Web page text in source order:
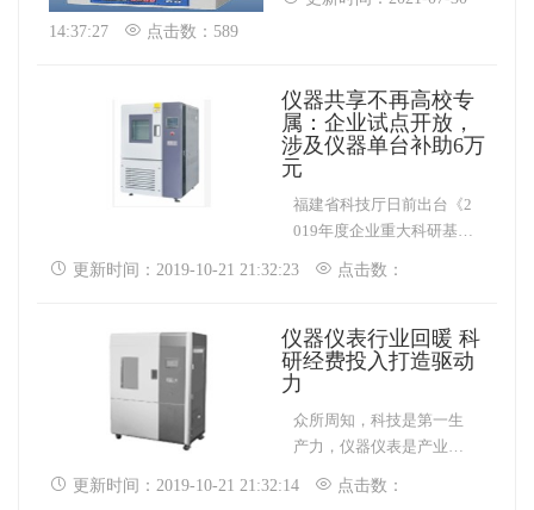
氏可塑直接关系到整个橡
炼，延迟粘合剂粘合辊，
粘合剂粘合力下降。可塑
性超过时间时，橡胶的混
合不均匀，收缩力大，成
型时产品表面粗糙，边缘
不整齐。因此，为了使加
测量和控制粘合剂的粘
14:37:27
点击数：589
仪器共享不再高校专
属：企业试点开放，
涉及仪器单台补助6万
元
福建省科技厅日前出台《2
019年度企业重大科研基础
设施和大型科研仪器向社
会开放服务试点方案》，
地开展试点，向社会开放
服务的科研设施仪器给予
一次性资金补助。 仪
器信息网讯 8月2日，福建
省科学技术厅公布“关于进
研基础设施和大型科研仪
更新时间：2019-10-21 21:32:23 点击数：
仪器仪表行业回暖 科
研经费投入打造驱动
力
众所周知，科技是第一生
产力，仪器仪表是产业发
展之重要基石。科学仪器
在促进国民经济发展、提
更新时间：2019-10-21 21:32:14 点击数：